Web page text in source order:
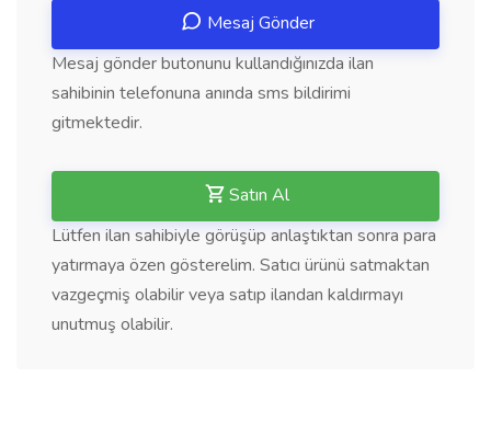
Mesaj Gönder
Mesaj gönder butonunu kullandığınızda ilan
sahibinin telefonuna anında sms bildirimi
gitmektedir.
Satın Al
Lütfen ilan sahibiyle görüşüp anlaştıktan sonra para
yatırmaya özen gösterelim. Satıcı ürünü satmaktan
vazgeçmiş olabilir veya satıp ilandan kaldırmayı
unutmuş olabilir.